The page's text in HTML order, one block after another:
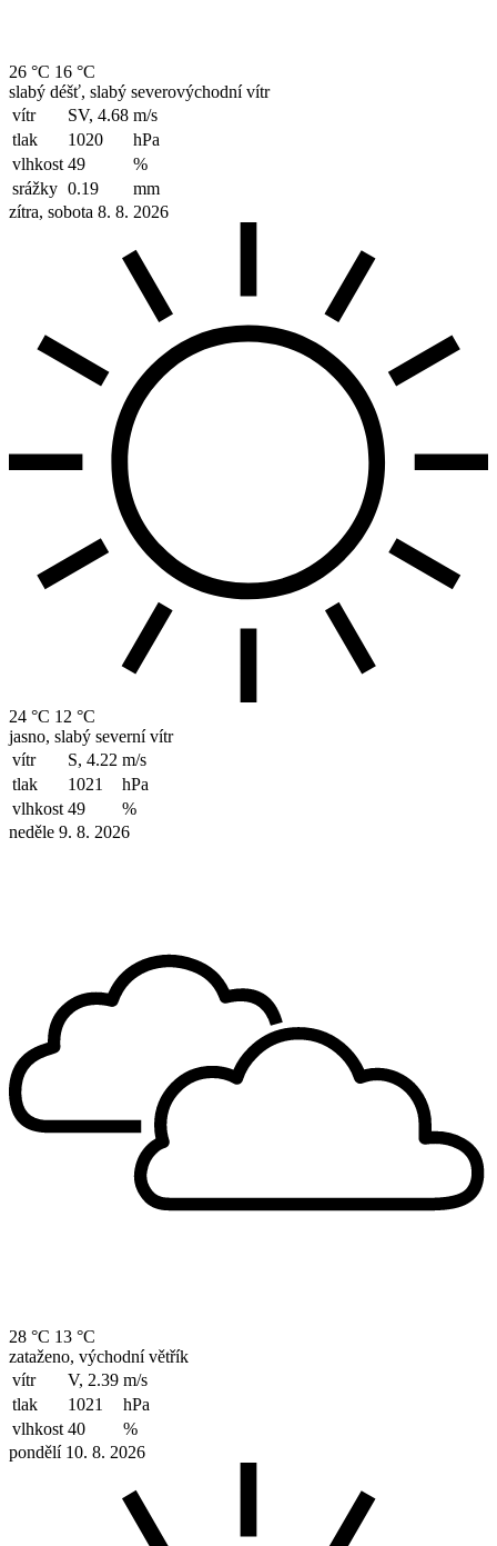
26 °C 16 °C
slabý déšť, slabý severovýchodní vítr
vítr
SV, 4.68 m/s
tlak
1020
hPa
vlhkost 49
%
srážky 0.19
mm
zítra, sobota 8. 8. 2026
24 °C 12 °C
jasno, slabý severní vítr
vítr
S, 4.22 m/s
tlak
1021
hPa
vlhkost 49
%
neděle 9. 8. 2026
28 °C 13 °C
zataženo, východní větřík
vítr
V, 2.39 m/s
tlak
1021
hPa
vlhkost 40
%
pondělí 10. 8. 2026